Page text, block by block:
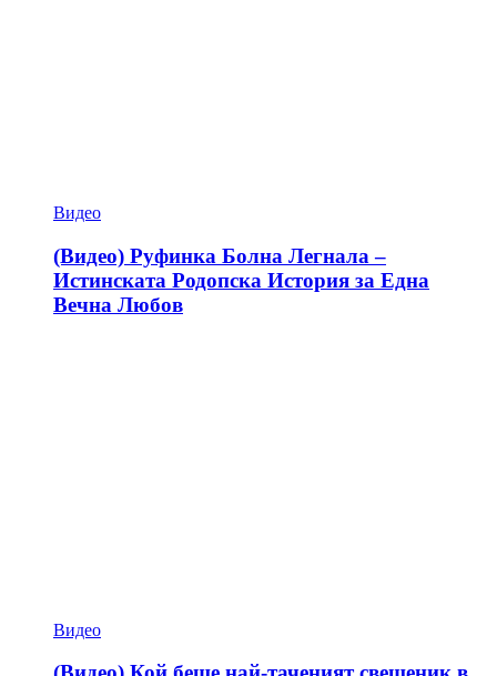
Видео
(Видео) Руфинка Болна Легнала –
Истинската Родопска История за Една
Вечна Любов
Видео